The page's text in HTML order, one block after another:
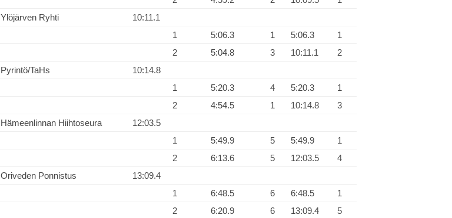
Ylöjärven Ryhti
10:11.1
1 5:06.3 1 5:06.3
1
2 5:04.8 3 10:11.1
2
Pyrintö/TaHs
10:14.8
1 5:20.3 4 5:20.3
1
2 4:54.5 1 10:14.8
3
Hämeenlinnan Hiihtoseura
12:03.5
1 5:49.9 5 5:49.9
1
2 6:13.6 5 12:03.5
4
Oriveden Ponnistus
13:09.4
1 6:48.5 6 6:48.5
1
2 6:20.9 6 13:09.4
5